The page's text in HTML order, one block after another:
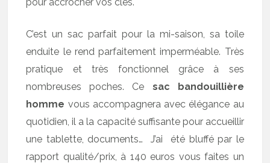
C’est un sac parfait pour la mi-saison, sa toile
enduite le rend parfaitement imperméable. Très
pratique et très fonctionnel grâce à ses
nombreuses poches. Ce sac bandouillière
homme vous accompagnera avec élégance au
quotidien, il a la capacité suffisante pour accueillir
une tablette, documents… J’ai été bluffé par le
rapport qualité/prix, à 140 euros vous faites un